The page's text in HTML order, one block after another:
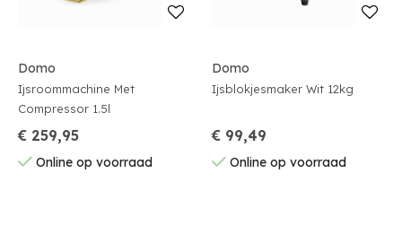
Domo
Ijsroommachine Met
Compressor 1.5l
€ 259,95
Online op voorraad
Domo
Ijsblokjesmaker Wit 12kg
€ 99,49
Online op voorraad